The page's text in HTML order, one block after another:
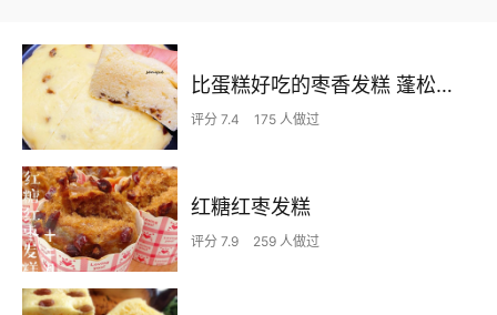
比蛋糕好吃的枣香发糕 蓬松煊软 新手零失败 附细节视频详解
评分 7.4 175 人做过
红糖红枣发糕
评分 7.9 259 人做过